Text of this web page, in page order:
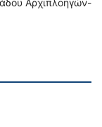
Αρχιπλοηγών-